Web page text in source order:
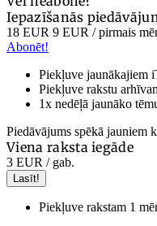
Iepazīšanās
18 EUR 9 EUR / pirmais
Abonēt!
Piekļuve jaunākajiem
Piekļuve rakstu
1x nedēļā jaunāko
Piedāvājums spēkā jauniem
Viena raksta iegāde
3 EUR / gab.
Lasīt!
Piekļuve rakstam 1